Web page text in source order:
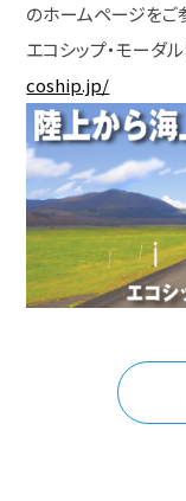
のホームページをご
エコシップ・モーダ
coship.jp/